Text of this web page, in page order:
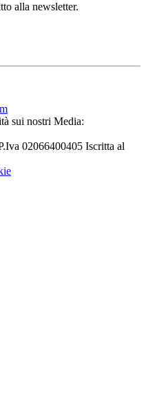
alla newsletter.
sui nostri Media:
02066400405 Iscritta al